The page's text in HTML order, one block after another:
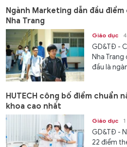
Ngành Marketing dẫn đầu
Nha Trang
Giáo dục
GD&TĐ -
Nha
đầu là
HUTECH công bố điểm chuẩn
khoa cao nhất
Giáo dục
GD&TĐ -
22 điểm